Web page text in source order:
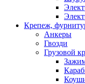
Крепеж,
Анкеры
Гвозди
Грузовой